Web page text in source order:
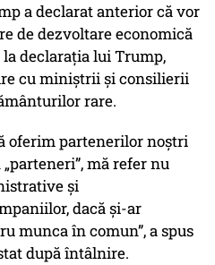
a declarat anterior că vor
de dezvoltare economică
la declarația lui Trump,
cu miniștrii și consilierii
rare.
oferim partenerilor noștri
mă refer nu
și
dacă și-ar
munca în comun”, a spus
după întâlnire.